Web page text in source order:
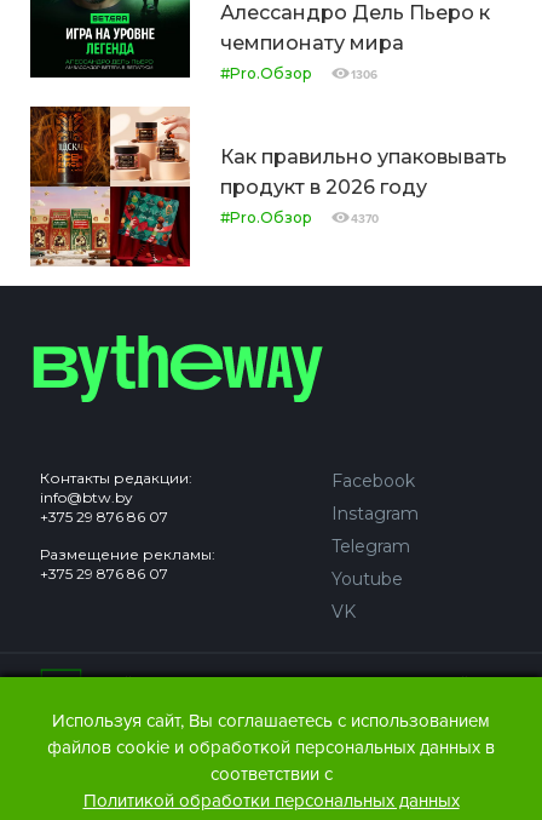
Алессандро Дель Пьеро к
чемпионату мира
#Pro.Обзор 1306
Как правильно упаковывать
продукт в 2026 году
#Pro.Обзор 4370
Контакты редакции:
info@btw.by
+375 29 876 86 07
Размещение рекламы:
+375 29 876 86 07
Facebook
Instagram
Telegram
Youtube
VK
Сайт может содержать контент, не предназначенный для
© 2016 – 2026 ООО
материалов The Bytheway ссылка
Используя сайт, Вы соглашаетесь с использованием
файлов cookie и обработкой персональных данных в
соответствии с
Политикой обработки персональных данных